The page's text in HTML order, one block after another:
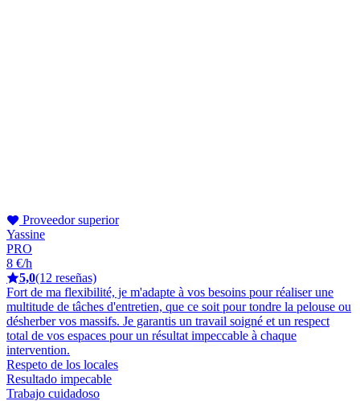
Proveedor superior
Yassine
PRO
8 €/h
5,0(12 reseñas)
Fort de ma flexibilité, je m'adapte à vos besoins pour réaliser une
multitude de tâches d'entretien, que ce soit pour tondre la pelouse ou
désherber vos massifs. Je garantis un travail soigné et un respect
total de vos espaces pour un résultat impeccable à chaque
intervention.
Respeto de los locales
Resultado impecable
Trabajo cuidadoso